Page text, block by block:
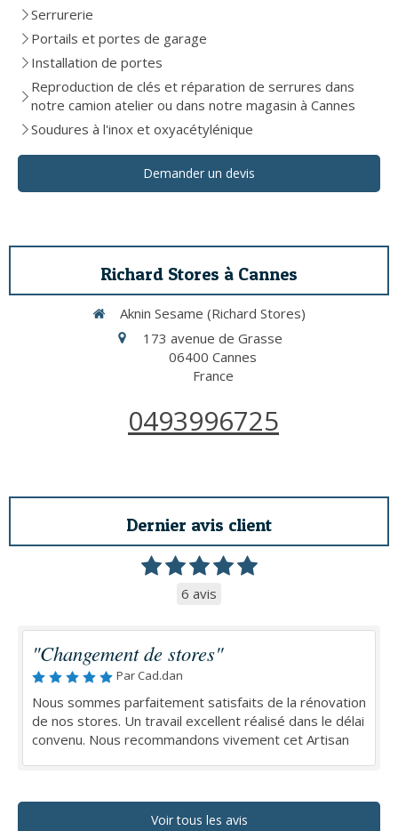
Serrurerie
Portails et portes de garage
Installation de portes
Reproduction de clés et réparation de serrures dans
notre camion atelier ou dans notre magasin à Cannes
Soudures à l'inox et oxyacétylénique
Demander un devis
Richard Stores à Cannes
Aknin Sesame (Richard Stores)
173 avenue de Grasse
06400 Cannes
France
0493996725
Dernier avis client
6 avis
"Changement de stores"
Par Cad.dan
Nous sommes parfaitement satisfaits de la rénovation
de nos stores. Un travail excellent réalisé dans le délai
convenu. Nous recommandons vivement cet Artisan
Voir tous les avis